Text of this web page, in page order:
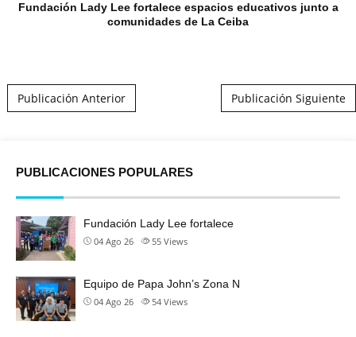
Fundación Lady Lee fortalece espacios educativos junto a
comunidades de La Ceiba
Publicación Anterior Publicación Siguiente
PUBLICACIONES POPULARES
Fundación Lady Lee fortalece
04 Ago 26 55 Views
Equipo de Papa John’s Zona N
04 Ago 26 54 Views